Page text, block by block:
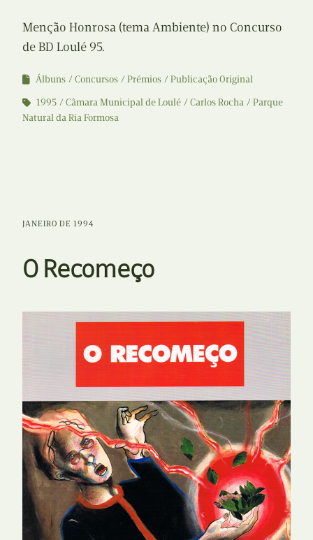
Menção Honrosa (tema Ambiente) no Concurso
de BD Loulé 95.
Álbuns Concursos Prémios
Publicação Original
1995
Câmara Municipal de Loulé Carlos Rocha
Parque
Natural da Ria Formosa
JANEIRO DE 1994
O Recomeço